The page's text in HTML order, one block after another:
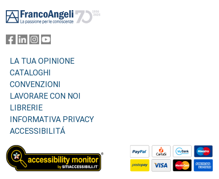
LA TUA OPINIONE
CATALOGHI
CONVENZIONI
LAVORARE CON NOI
LIBRERIE
INFORMATIVA PRIVACY
ACCESSIBILITÁ